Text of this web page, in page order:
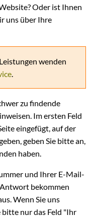
Oder ist Ihnen
uns über Ihre
wenden
.
zu findende
Im ersten Feld
eingefügt, auf der
geben Sie bitte an,
haben.
und Ihrer E-Mail-
bekommen
Wenn Sie uns
nur das Feld "Ihr